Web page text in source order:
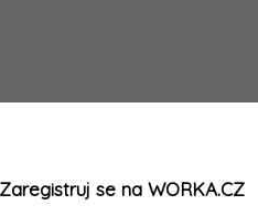
Zaregistruj se na WORKA.CZ